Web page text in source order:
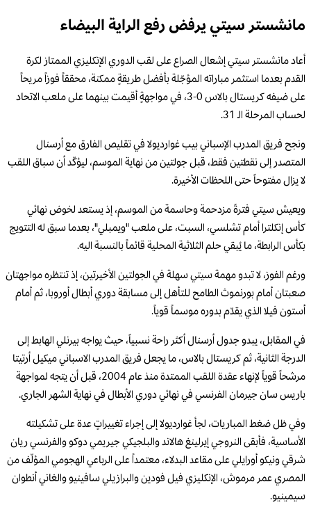
مانشستر سيتي يرفض رفع الراية البيضاء
أعاد مانشستر سيتي إشعال الصراع على لقب الدوري الإنكليزي الممتاز لكرة
القدم بعدما استثمر مباراته المؤجّلة بأفضل طريقةٍ ممكنة، محققاً فوزاً مريحاً
على ضيفه كريستال بالاس 0-3، في مواجهةٍ أقيمت بينهما على ملعب الاتحاد
لحساب المرحلة الـ 31.
ونجح فريق المدرب الإسباني بيب غوارديولا في تقليص الفارق مع أرسنال
المتصدر إلى نقطتين فقط، قبل جولتين من نهاية الموسم، ليؤكّد أن سباق اللقب
لا يزال مفتوحاً حتى اللحظات الأخيرة.
ويعيش سيتي فترةً مزدحمة وحاسمة من الموسم، إذ يستعد لخوض نهائي
كأس إنكلترا أمام تشلسي، السبت، على ملعب "ويمبلي"، بعدما سبق له التتويج
بكأس الرابطة، ما يُبقي حلم الثلاثية المحلية قائماً بالنسبة اليه.
ورغم الفوز، لا تبدو مهمة سيتي سهلة في الجولتين الأخيرتين، إذ تنتظره مواجهتان
صعبتان أمام بورنموث الطامح للتأهل إلى مسابقة دوري أبطال أوروبا، ثم أمام
أستون فيلا الذي يقدّم بدوره موسماً قوياً.
في المقابل، يبدو جدول أرسنال أكثر راحة نسبياً، حيث يواجه بيرنلي الهابط إلى
الدرجة الثانية، ثم كريستال بالاس، ما يجعل فريق المدرب الاسباني ميكيل أرتيتا
مرشحاً قوياً لإنهاء عقدة اللقب الممتدة منذ عام 2004، قبل أن يتجه لمواجهة
باريس سان جيرمان الفرنسي في نهائي دوري الأبطال في نهاية الشهر الجاري.
وفي ظل ضغط المباريات، لجأ غوارديولا إلى إجراء تغييراتٍ عدة على تشكيلته
الأساسية، فأبقى النروجي إيرلينغ هالاند والبلجيكي جيريمي دوكو والفرنسي ريان
شرقي ونيكو أورايلي على مقاعد البدلاء، معتمداً على الرباعي الهجومي المؤلّف من
المصري عمر مرموش، الإنكليزي فيل فودين والبرازيلي سافينيو والغاني أنطوان
سيمينيو.